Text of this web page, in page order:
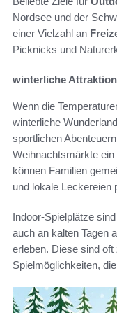
Nordsee und der
einer Vielzahl an
Picknicks und
winterliche
Wenn die
winterliche
sportlichen
Weihnachtsmärkte
können Familien
und lokale Leckereien
Indoor-Spielplätze
auch an kalten Tagen
erleben. Diese sind
Spielmöglichkeiten,